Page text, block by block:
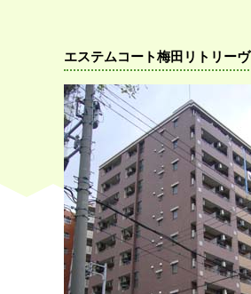
エステムコート梅田リトリーヴ